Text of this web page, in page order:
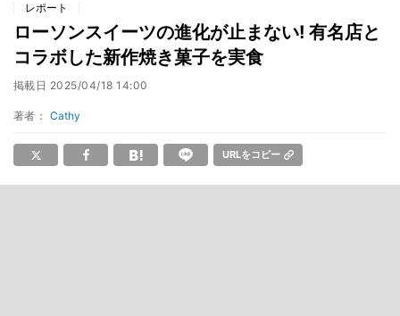
レポート
ローソンスイーツの進化が止まない! 有名店と
コラボした新作焼き菓子を実食
掲載日 2025/04/18 14:00
著者： Cathy
URLをコピー